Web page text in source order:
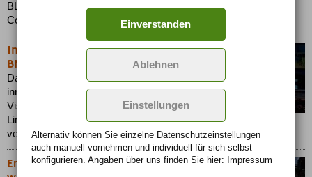
BLS und Escalade, aber auch die stärkste
Corvette Z06 aller Zeiten feiern ihr Debüt....
Innovatives Fahrerassistenzsystem:
BMW Night Vision
Das im Herbst 2005 in der 7er Reihe eingeführte
innovative Fahrerassistenzsystem BMW Night
Vision ist nun auch für die Modellreihen 5er
Limousine, 5er Touring, 6er Coupé und 6er Cabrio
verfügbar....
Erster Maybach vom Typ 57 S für
Einverstanden
Ablehnen
Einstellungen
Alternativ können Sie einzelne Datenschutz­ein­stellungen
auch manuell vor­nehmen und indivi­duell für sich selbst
konfigurieren. Angaben über uns finden Sie hier: Impressum